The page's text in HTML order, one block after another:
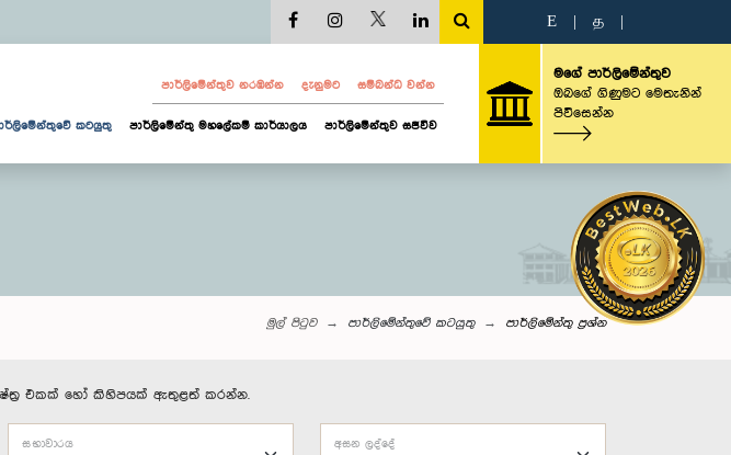
E த
පාර්ලි‌මේන්තුව නරඹන්න දැනුමට සම්බන්ධ වන්න
කටයුතු පාර්ලිමේන්තු මහලේකම් කාර්යාලය පාර්ලිමේන්තුව සජීවීව
මගේ පාර්ලිමේන්තුව
ඔබගේ ගිණුමට මෙතැනින්
පිවිසෙන්න
මුල් පිටුව පාර්ලිමේන්තුවේ කටයුතු පාර්ලි‌මේන්තු‌ ප්‍රශ්න
එකක් හෝ කිහිපයක් ඇතුළත් කරන්න.
සභාවාරය අසන ලද්දේ